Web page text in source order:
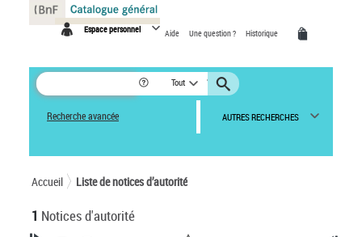
Espace personnel Aide Une question ? Historique
Tout
Recherche avancée AUTRES RECHERCHES
Accueil Liste de notices d’autorité
1 Notices d'autorité
Panneau de gestion des cookies